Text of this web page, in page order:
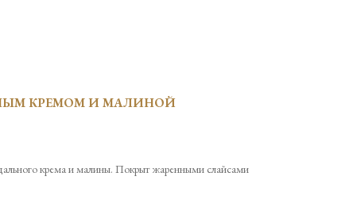
КРЕМОМ И МАЛИНОЙ
крема и малины. Покрыт жаренными слайсами